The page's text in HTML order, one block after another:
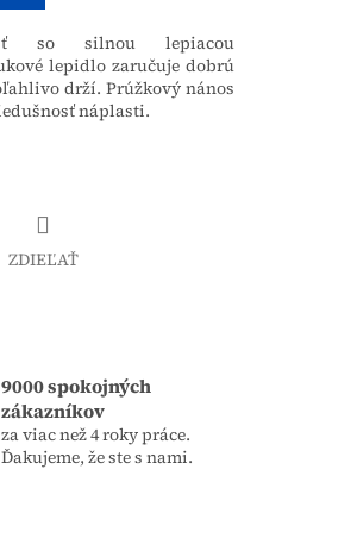
so silnou lepiacou
lepidlo zaručuje dobrú
drží. Prúžkový nános
náplasti.
ZDIEĽAŤ
9000 spokojných
zákazníkov
za viac než 4 roky práce.
Ďakujeme, že ste s nami.